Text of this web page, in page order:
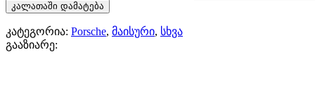
კალათაში დამატება
კატეგორია: Porsche, მაისური, სხვა
გააზიარე: